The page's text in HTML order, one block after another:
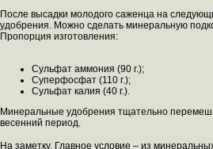
После высадки молодого саженца на
удобрения. Можно сделать минеральную
Пропорция изготовления:
Сульфат аммония (90 г.);
Суперфосфат (110 г.);
Сульфат калия (40 г.).
Минеральные удобрения тщательно
весенний период.
На заметку. Главное условие – из